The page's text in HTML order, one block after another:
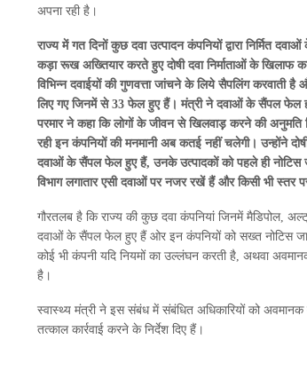
अपना रही है।
राज्य में गत दिनों कुछ दवा उत्पादन कंपनियों द्वारा निर्मित
कड़ा रूख अख्तियार करते हुए दोषी दवा निर्माताओं के खिलाफ
विभिन्न दवाईयों की गुणवत्ता जांचने के लिये सैपलिंग
लिए गए जिनमें से 33 फेल हुए हैं। मंत्री ने दवाओं के सैंपल फेल
परमार ने कहा कि लोगों के जीवन से खिलवाड़़ करने की अनुमति
रही इन कंपनियों की मनमानी अब कतई नहीं चलेगी। उन्होंने
दवाओं के सैंपल फेल हुए हैं, उनके उत्पादकों को पहले ही नोटिस
विभाग लगातार एसी दवाओं पर नजर रखें हैं और किसी भी स्तर
गौरतलब है कि राज्य की कुछ दवा कंपनियां जिनमें मैडिपोल,
दवाओं के सैंपल फेल हुए हैं ओर इन कंपनियों को सख्त नोटिस
कोई भी कंपनी यदि नियमों का उल्लंघन करती है, अथवा
है।
स्वास्थ्य मंत्री ने इस संबंध में संबंधित अधिकारियों को
तत्काल कार्रवाई करने के निर्देश दिए हैं।